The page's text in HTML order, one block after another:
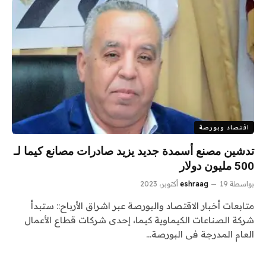
اقتصاد وبورصة
تدشين مصنع أسمدة جديد يزيد صادرات مصانع كيما لـ
500 مليون دولار
بواسطة eshraag 19 أكتوبر، 2023
متابعات أخبار الاقتصاد والبورصة عبر اشراق الأرباح:: ستبدأ
شركة الصناعات الكيماوية كيما، إحدى شركات قطاع الأعمال
العام المدرجة فى البورصة…